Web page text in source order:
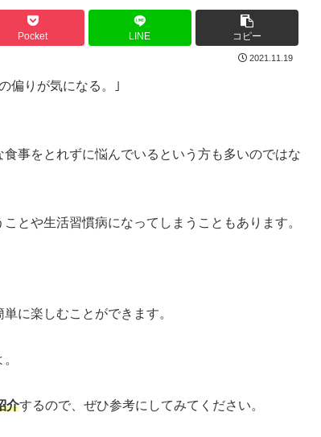
Pocket LINE コピー
2021.11.19
偏りが気になる。｣
事をとれずに悩んでいるという方も多いのではな
とや生活習慣病になってしまうこともあります。
に楽しむことができます。
介するので、ぜひ参考にしてみてください。